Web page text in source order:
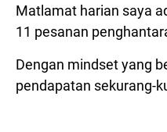
Matlamat harian saya
11 pesanan
Dengan mindset yang
pendapatan sekurang-